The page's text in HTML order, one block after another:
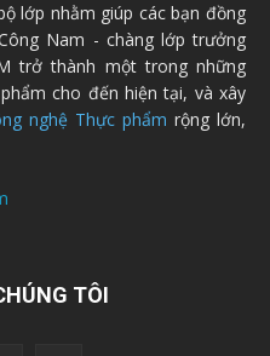
lớp nhằm giúp các bạn đồng
Nam - chàng lớp trưởng
trở thành một trong những
cho đến hiện tại, và xây
nghệ Thực phẩm rộng lớn,
TÔI